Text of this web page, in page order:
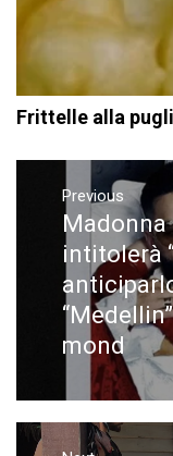
Frittelle alla
Navigazione
articoli
Previous
Previous
post:
Madonna
intitolerà
mond